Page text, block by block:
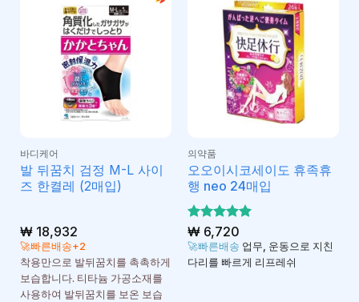
바디케어
발 뒤꿈치 검정 M-L 사이
즈 한켤레 (2매입)
₩18,932
🚀빠른배송+2
착용만으로 발뒤꿈치를 촉촉하게
보습합니다. 티타늄 가공소재를
사용하여 발뒤꿈치를 보온 보습
의약품
오오이시코세이도 휴족휴
행 neo 24매입
5 중에서
5로 평가
됨
₩6,720
🚀빠른배송 업무, 운동으로 지친
다리를 빠르게 리프레쉬